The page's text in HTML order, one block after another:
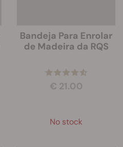
Bandeja Para Enrolar
de Madeira da RQS
€ 21.00
No stock